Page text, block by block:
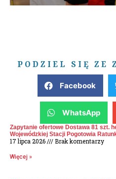
PODZIEL SIĘ ZE
Facebook
WhatsApp
Zapytanie ofertowe Dostawa 81 szt.
Wojewódzkiej Stacji Pogotowia
17 lipca 2026 Brak komentarzy
Więcej »